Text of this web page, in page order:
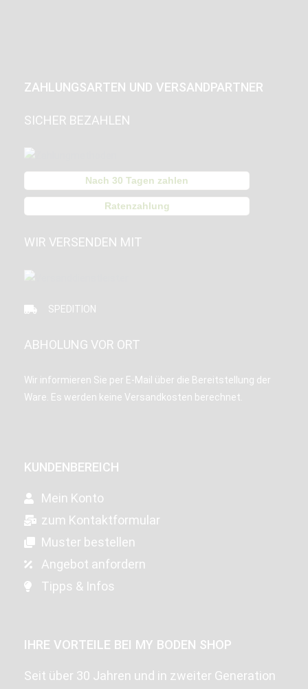
ZAHLUNGSARTEN UND VERSANDPARTNER
SICHER BEZAHLEN
Nach 30 Tagen zahlen
Ratenzahlung
WIR VERSENDEN MIT
SPEDITION
ABHOLUNG VOR ORT
Wir informieren Sie per E-Mail über die Bereitstellung der
Ware. Es werden keine Versandkosten berechnet.
KUNDENBEREICH
Mein Konto
zum Kontaktformular
Muster bestellen
Angebot anfordern
Tipps & Infos
IHRE VORTEILE BEI MY BODEN SHOP
Seit über 30 Jahren und in zweiter Generation